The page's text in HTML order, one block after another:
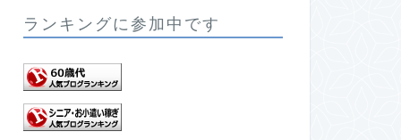
ランキングに参加中です